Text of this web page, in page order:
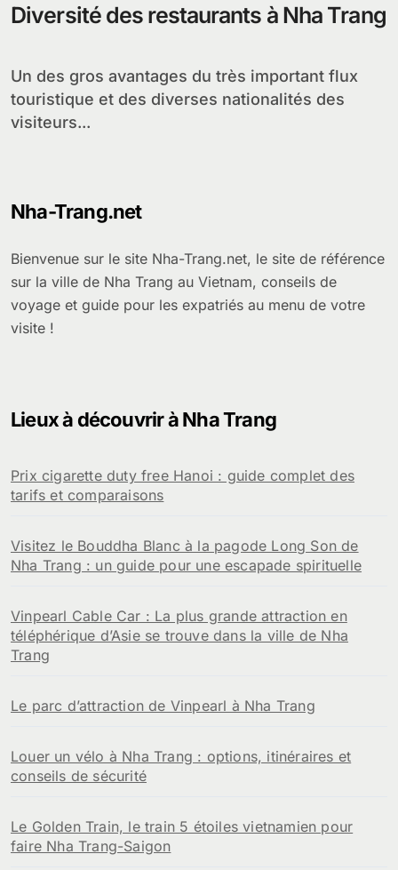
Diversité des restaurants à Nha Trang
Un des gros avantages du très important flux
touristique et des diverses nationalités des
visiteurs...
Nha-Trang.net
Bienvenue sur le site Nha-Trang.net, le site de référence
sur la ville de Nha Trang au Vietnam, conseils de
voyage et guide pour les expatriés au menu de votre
visite !
Lieux à découvrir à Nha Trang
Prix cigarette duty free Hanoi : guide complet des
tarifs et comparaisons
Visitez le Bouddha Blanc à la pagode Long Son de
Nha Trang : un guide pour une escapade spirituelle
Vinpearl Cable Car : La plus grande attraction en
téléphérique d’Asie se trouve dans la ville de Nha
Trang
Le parc d’attraction de Vinpearl à Nha Trang
Louer un vélo à Nha Trang : options, itinéraires et
conseils de sécurité
Le Golden Train, le train 5 étoiles vietnamien pour
faire Nha Trang-Saigon